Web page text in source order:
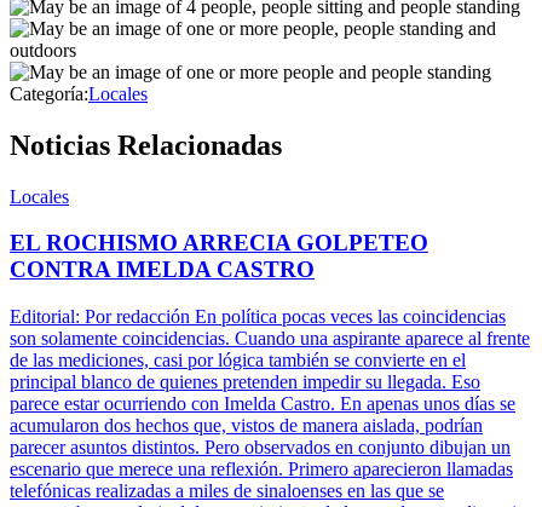
Categoría:Locales
Noticias Relacionadas
Locales
EL ROCHISMO ARRECIA GOLPETEO
CONTRA IMELDA CASTRO
Editorial: Por redacción En política pocas veces las coincidencias
son solamente coincidencias. Cuando una aspirante aparece al frente
de las mediciones, casi por lógica también se convierte en el
principal blanco de quienes pretenden impedir su llegada. Eso
parece estar ocurriendo con Imelda Castro. En apenas unos días se
acumularon dos hechos que, vistos de manera aislada, podrían
parecer asuntos distintos. Pero observados en conjunto dibujan un
escenario que merece una reflexión. Primero aparecieron llamadas
telefónicas realizadas a miles de sinaloenses en las que se